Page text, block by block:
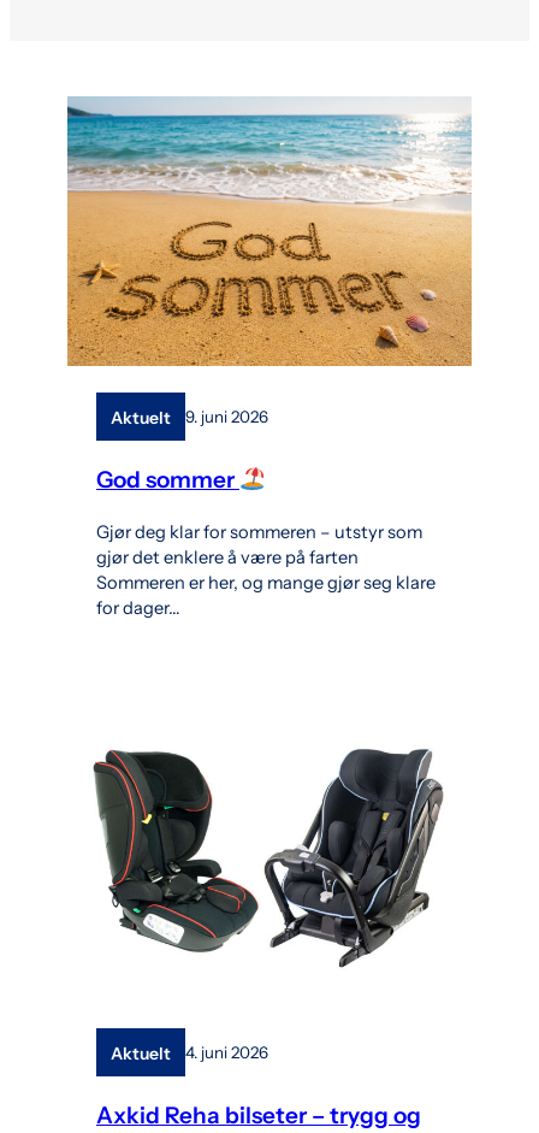
Aktuelt 9. juni 2026
God sommer
Gjør deg klar for sommeren – utstyr som
gjør det enklere å være på farten
Sommeren er her, og mange gjør seg klare
for dager…
Aktuelt 4. juni 2026
Axkid Reha bilseter – trygg og